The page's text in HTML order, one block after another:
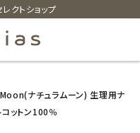
クトショップ
search
ナチュラムーン) 生理用ナ
ットン100％